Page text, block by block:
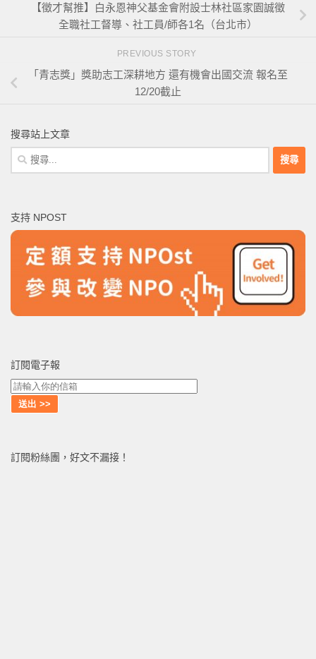
【徵才幫推】白永恩神父基金會附設士林社區家園誠徵
全職社工督導、社工員/師各1名（台北市）
PREVIOUS STORY
「青志獎」獎助志工深耕地方 還有機會出國交流 報名至
12/20截止
搜尋站上文章
搜
尋
字:
支持 NPOST
訂閱電子報
訂閱粉絲團，好文不漏接！